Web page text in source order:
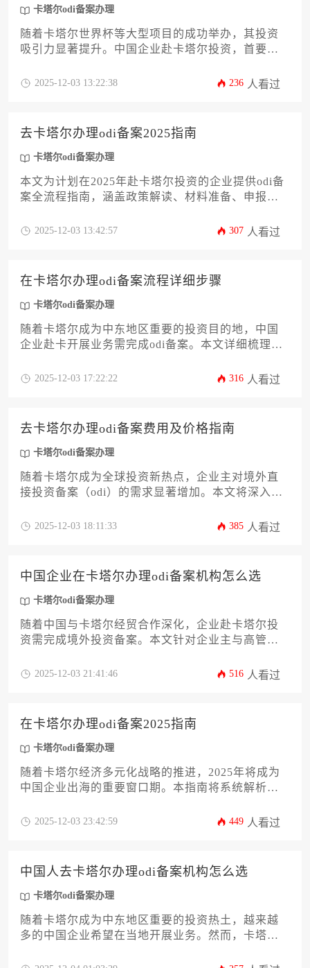
卡塔尔odi备案办理
随着卡塔尔世界杯等大型项目的成功举办，其投资
吸引力显著提升。中国企业赴卡塔尔投资，首要环
备案办理的全流程，涵盖政策解读、材料准备、境
完成备案，顺利开拓中东市场。
2025-12-03 13:22:38 236 人看过
去卡塔尔办理odi备案2025指南
卡塔尔odi备案办理
本文为计划在2025年赴卡塔尔投资的企业提供odi备
案全流程指南，涵盖政策解读、材料准备、申报流
境的特殊性，帮助企业高效完成卡塔尔odi备案办
2025-12-03 13:42:57 307 人看过
在卡塔尔办理odi备案流程详细步骤
卡塔尔odi备案办理
随着卡塔尔成为中东地区重要的投资目的地，中国
企业赴卡开展业务需完成odi备案。本文详细梳理在
材料准备、部门对接等关键环节。文章旨在帮助企
2025-12-03 17:22:22 316 人看过
去卡塔尔办理odi备案费用及价格指南
卡塔尔odi备案办理
随着卡塔尔成为全球投资新热点，企业主对境外直
接投资备案（odi）的需求显著增加。本文将深入解
费、中介服务到隐性成本，提供一份详尽的价格指
还是扩大现有业务，本指南都将为您的卡塔尔odi备
案办理之路提供关键决策支持。
2025-12-03 18:11:33 385 人看过
中国企业在卡塔尔办理odi备案机构怎么选
卡塔尔odi备案办理
随着中国与卡塔尔经贸合作深化，企业赴卡塔尔投
资需完成境外投资备案。本文针对企业主与高管需
涵盖资质核查、行业经验、本地资源、风险管控等
点，为出海企业提供从机构筛选到合作落地的全流
程实用指南。
2025-12-03 21:41:46 516 人看过
在卡塔尔办理odi备案2025指南
卡塔尔odi备案办理
随着卡塔尔经济多元化战略的推进，2025年将成为
中国企业出海的重要窗口期。本指南将系统解析在
条件、材料准备、审批流程及后续合规要求。无论
权威、实用的操作路线图，助力企业高效完成卡塔
尔odi备案办理，规避潜在风险。
2025-12-03 23:42:59 449 人看过
中国人去卡塔尔办理odi备案机构怎么选
卡塔尔odi备案办理
随着卡塔尔成为中东地区重要的投资热土，越来越
多的中国企业希望在当地开展业务。然而，卡塔尔
择一家专业可靠的备案机构至关重要。本文将深入